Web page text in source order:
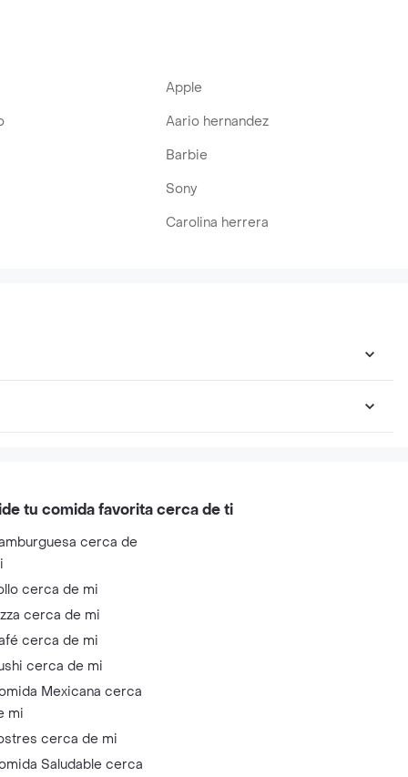
Apple
Aario hernandez
Barbie
Sony
Carolina herrera
tu comida favorita cerca de ti
cerca de
cerca de mi
cerca de mi
cerca de mi
cerca de mi
Mexicana cerca
mi
cerca de mi
Saludable cerca